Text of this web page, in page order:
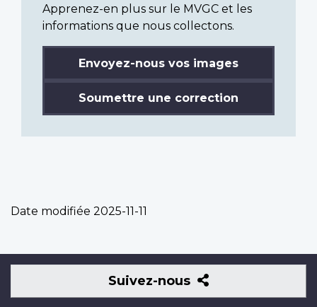
Apprenez-en plus sur le MVGC et les
informations que nous collectons.
Envoyez-nous vos images
Soumettre une correction
Date modifiée 2025-11-11
Suivez-nous
Suivez-
nous